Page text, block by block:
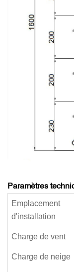
Paramètres
Emplacement
d'installation
Charge de vent
Charge de neige